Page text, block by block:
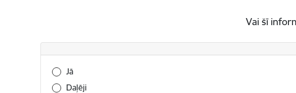
Vai šī
Vai šī informācija bija noderīga?
Jā
Daļēji